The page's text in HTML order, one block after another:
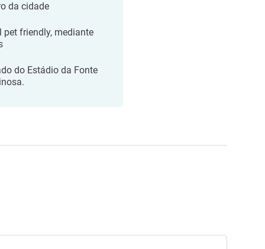
da cidade
pet friendly, mediante
do Estádio da Fonte